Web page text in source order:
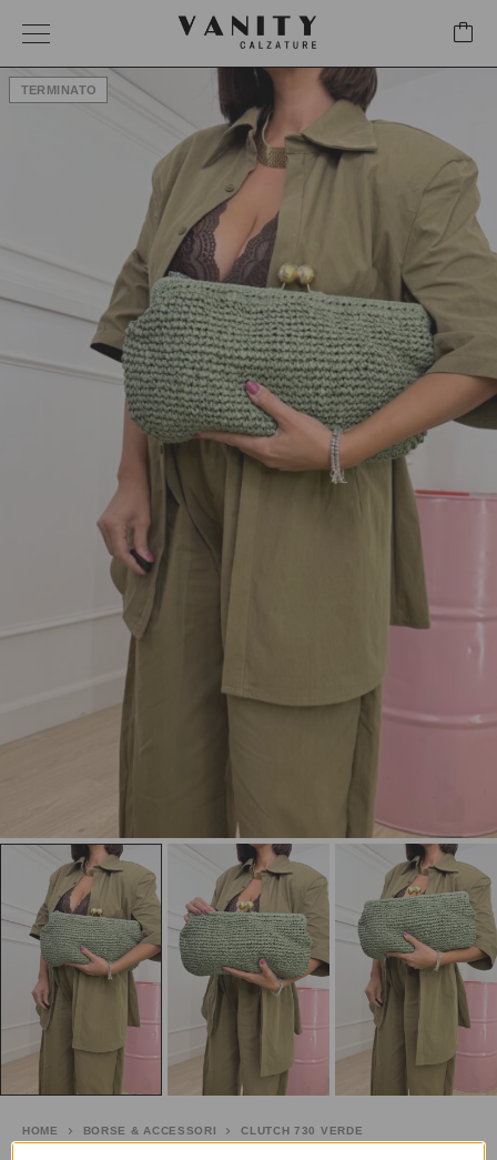
TERMINATO
HOME BORSE & ACCESSORI CLUTCH 730 VERDE